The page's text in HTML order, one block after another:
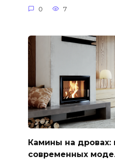
0 7
Камины на дровах:
современных